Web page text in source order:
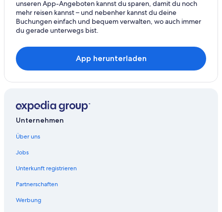
Pensionen in Mehrnbach
Hotels nahe Messe Ried
Neuhofen im Innkreis Hotels
Lodges in Neuhofen im Innkreis
Motels in Neuhofen im Innkreis
Pramet Hotels
Hostels in Redleiten
Landhäuser in Redleiten
Motels in Redleiten
Ferienwohnungen in Ried im Innkreis
B&B in Ried im Innkreis
Cottages in Ried im Innkreis
unseren App-Angeboten kannst du sparen, damit du noch
mehr reisen kannst – und nebenher kannst du deine
Buchungen einfach und bequem verwalten, wo auch immer
du gerade unterwegs bist.
App herunterladen
Unternehmen
Über uns
Jobs
Unterkunft registrieren
Partnerschaften
Werbung